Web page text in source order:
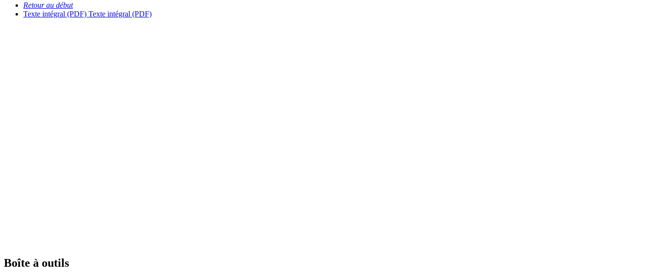
Retour au début
Texte intégral (PDF) Texte intégral (PDF)
Boîte à outils